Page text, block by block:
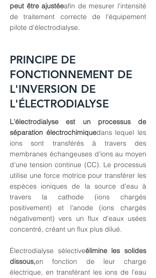
peut être ajustéeafin de mesurer l'intensité
de traitement correcte de l'équipement
pilote d'électrodialyse.
PRINCIPE DE
FONCTIONNEMENT DE
L'INVERSION DE
L'ÉLECTRODIALYSE
L'électrodialyse est un processus de
séparation électrochimiquedans lequel les
ions sont transférés à travers des
membranes échangeuses d'ions au moyen
d'une tension continue (CC). Le processus
utilise une force motrice pour transférer les
espèces ioniques de la source d'eau à
travers la cathode (ions chargés
positivement) et l'anode (ions chargés
négativement) vers un flux d'eaux usées
concentré, créant un flux plus dilué.
Électrodialyse sélectiveélimine les solides
dissous,en fonction de leur charge
électrique, en transférant les ions de l'eau